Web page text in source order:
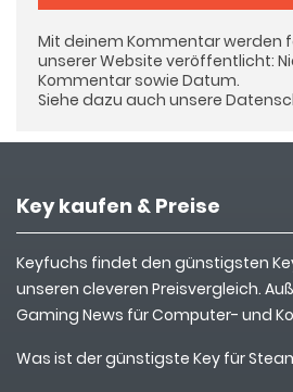
Mit deinem Kommentar werden
unserer Website veröffentlicht:
Kommentar sowie Datum.
Siehe dazu auch unsere
Key kaufen & Preise
Keyfuchs findet den günstigsten
unseren cleveren Preisvergleich.
Gaming News für Computer- und
Was ist der günstigste Key für